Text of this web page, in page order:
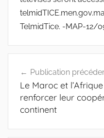
TelmidTice. -MAP-12/
de
l’article
Publication
Le Maroc et
renforcer leur
continent